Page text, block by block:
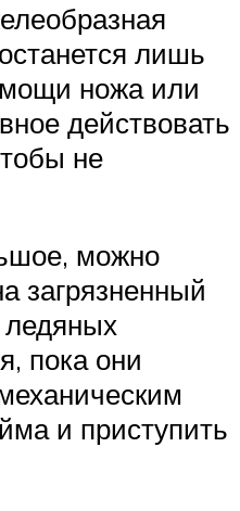
лишь
ножа или
действовать
не
можно
загрязненный
ледяных
пока они
и приступить